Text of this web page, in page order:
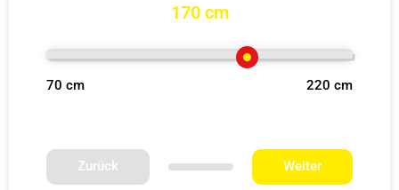
170 cm
70 cm 220 cm
Zurück Weiter